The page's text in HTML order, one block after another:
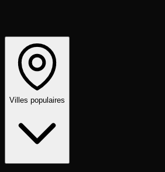
Villes populaires